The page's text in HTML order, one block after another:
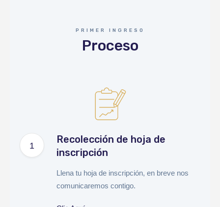
PRIMER INGRESO
Proceso
Recolección de hoja de
inscripción
Llena tu hoja de inscripción, en breve nos
comunicaremos contigo.